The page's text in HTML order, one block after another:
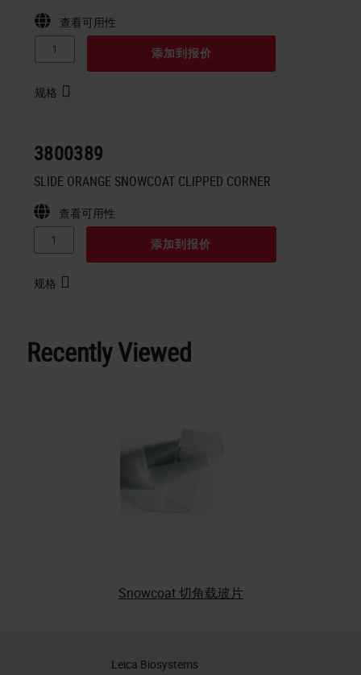
查看可用性
添加到报价
规格
3800389
SLIDE ORANGE SNOWCOAT CLIPPED CORNER
查看可用性
添加到报价
规格
Recently Viewed
Snowcoat 切角载玻片
Leica Biosystems